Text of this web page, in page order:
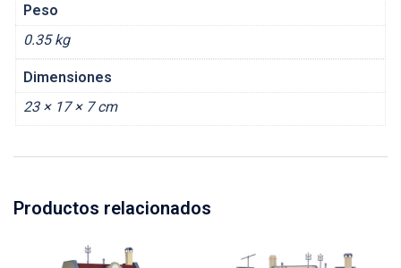
Peso
0.35 kg
Dimensiones
23 × 17 × 7 cm
Productos relacionados